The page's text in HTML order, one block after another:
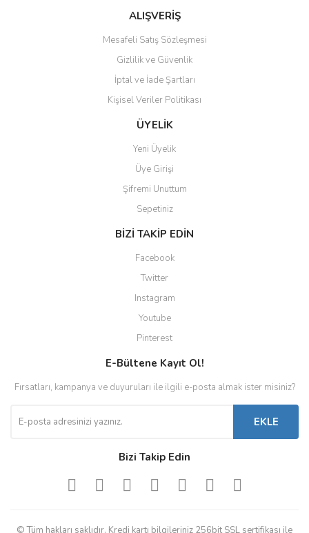
Ürün fiyatı diğer sitelerden daha pahalı.
Gönder
ALIŞVERİŞ
Mesafeli Satış Sözleşmesi
Gizlilik ve Güvenlik
İptal ve İade Şartları
Kişisel Veriler Politikası
ÜYELİK
Yeni Üyelik
Üye Girişi
Şifremi Unuttum
Sepetiniz
BİZİ TAKİP EDİN
Facebook
Twitter
Instagram
Youtube
Pinterest
E-Bültene Kayıt Ol!
Fırsatları, kampanya ve duyuruları ile ilgili e-posta almak ister misiniz?
EKLE
Bizi Takip Edin
© Tüm hakları saklıdır. Kredi kartı bilgileriniz 256bit SSL sertifikası ile